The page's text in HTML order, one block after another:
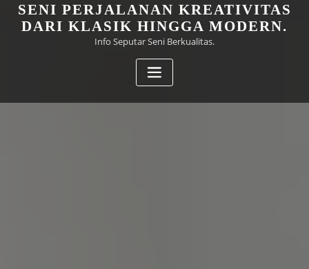
SENI PERJALANAN KREATIVITAS
DARI KLASIK HINGGA MODERN.
Info Seputar Seni Berkualitas.